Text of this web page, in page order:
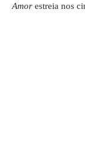
Amor estreia nos